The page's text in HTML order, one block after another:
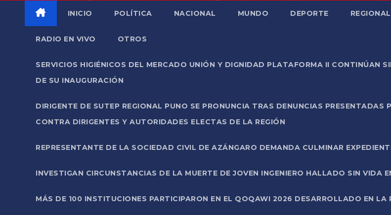
INICIO POLÍTICA NACIONAL MUNDO DEPORTE REGIONAL
RADIO EN VIVO OTROS
SERVICIOS HIGIÉNICOS DEL MERCADO UNIÓN Y DIGNIDAD PLATAFORMA II CONTINÚAN
DE SU INAUGURACIÓN
DIRIGENTE DE SUTEP REGIONAL PUNO SE PRONUNCIA TRAS DENUNCIAS
CONTRA DIRIGENTES Y AUTORIDADES ELECTAS DE LA REGIÓN
REPRESENTANTE DE LA SOCIEDAD CIVIL DE AZÁNGARO DEMANDA CULMINAR
INVESTIGAN CIRCUNSTANCIAS DE LA MUERTE DE JOVEN INGENIERO HALLADO SIN VIDA
MÁS DE 100 INSTITUCIONES PARTICIPARON EN EL QOQAWI 2026 DESARROLLADO EN LA